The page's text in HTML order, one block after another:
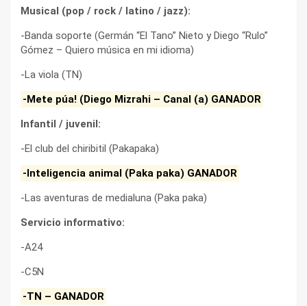
Musical (pop / rock / latino / jazz):
-Banda soporte (Germán “El Tano” Nieto y Diego “Rulo”
Gómez – Quiero música en mi idioma)
-La viola (TN)
-Mete púa! (Diego Mizrahi – Canal (a) GANADOR
Infantil / juvenil:
-El club del chiribitil (Pakapaka)
-Inteligencia animal (Paka paka) GANADOR
-Las aventuras de medialuna (Paka paka)
Servicio informativo:
-A24
-C5N
-TN – GANADOR